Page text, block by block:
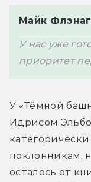
Майк
У нас уже
У «Тёмной
Идрисом
поклонникам,
осталось от